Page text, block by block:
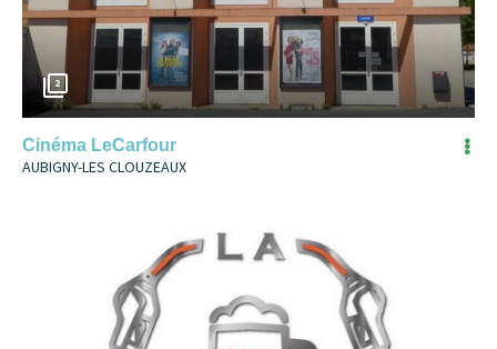
2
Cinéma LeCarfour
AUBIGNY-LES CLOUZEAUX